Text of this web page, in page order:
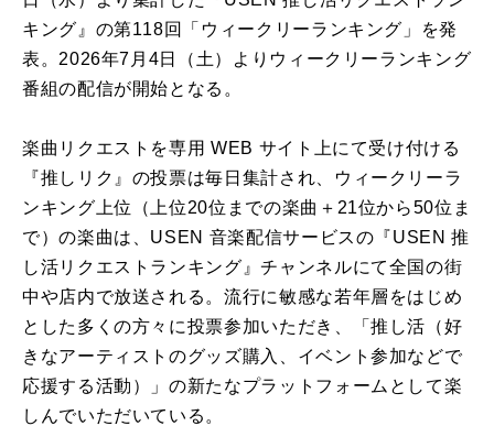
キング』の第118回「ウィークリーランキング」を発
表。2026年7月4日（土）よりウィークリーランキング
番組の配信が開始となる。
楽曲リクエストを専用 WEB サイト上にて受け付ける
『推しリク』の投票は毎日集計され、ウィークリーラ
ンキング上位（上位20位までの楽曲＋21位から50位ま
で）の楽曲は、USEN 音楽配信サービスの『USEN 推
し活リクエストランキング』チャンネルにて全国の街
中や店内で放送される。流行に敏感な若年層をはじめ
とした多くの方々に投票参加いただき、「推し活（好
きなアーティストのグッズ購入、イベント参加などで
応援する活動）」の新たなプラットフォームとして楽
しんでいただいている。